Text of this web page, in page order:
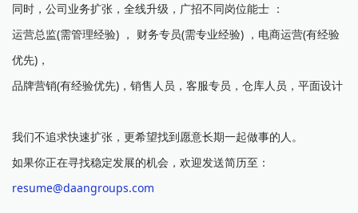
同时，公司业务扩张，全线升级，广招不同岗位能士 ：
运营总监(需管理经验) ， 财务专员(需专业经验) ，电商运营(有经验
优先)，
品牌营销(有经验优先)，销售人员，客服专员，仓库人员，平面设计
我们不追求快速扩张，更希望找到愿意长期一起做事的人。
如果你正在寻找稳定发展的机会，欢迎发送简历至：
resume@daangroups.com